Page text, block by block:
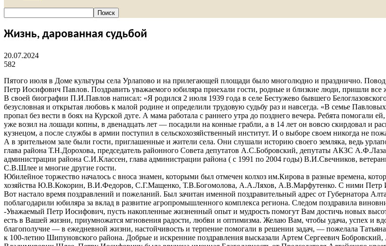
Жизнь, дарованная судьбой
20.07.2024
582
Пятого июля в Доме культуры села Урлапово и на прилегающей площади было многолюдно и празднично.
Петр Иосифович Павлов. Поздравить уважаемого юбиляра приехали гости, родные и близкие люди, пришли
В своей биографии П.И.Павлов написал: «Я родился 2 июля 1939 года в селе Бестужево бывшего
безусловная и открытая любовь к малой родине и определили трудовую судьбу раз и навсегда. «В семье
пропал без вести в боях на Курской дуге. А мама работала с раннего утра до позднего вечера. Ребята помогали
уже возил на лошади копны, в двенадцать лет — посадили на конные грабли, а в 14 лет он вовсю скирдовал и
кузнецом, а после службы в армии поступил в сельскохозяйственный институт. И о выборе своем никогда не
А в зрительном зале были гости, приглашенные и жители села. Они слушали историю своего земляка, ведь
глава района Т.Н.Дорохова, председатель районного Совета депутатов А.С.Бобровский, депутаты АКЗС
администрации района С.И.Классен, глава администрации района ( с 1991 по 2004 годы) В.И.Свечников,
С.В.Шлее и многие другие гости.
Юбилейное торжество началось с вноса знамен, которыми был отмечен колхоз им.Кирова в разные времена,
хозяйства Ю.В.Кокорин, В.И.Федоров, С.Г.Мащенко, Т.В.Богомолова, А.А.Ляхов, А.В.Марфутенко. С ними Петр
Вот настало время поздравлений и пожеланий. Был зачитан именной поздравительный адрес от Губернатора
поблагодарили юбиляра за вклад в развитие агропромышленного комплекса региона. Следом поздравила
-Уважаемый Петр Иосифович, пусть накопленные жизненный опыт и мудрость помогут Вам достичь новых
есть в Вашей жизни, приумножатся мгновения радости, любви и оптимизма. Желаю Вам, чтобы удача, успех и
благополучие — в ежедневной жизни, настойчивость и терпение помогали в решении задач, — пожелала
к 100-летию Шипуновского района. Добрые и искренние поздравления высказали Артем Сергеевич